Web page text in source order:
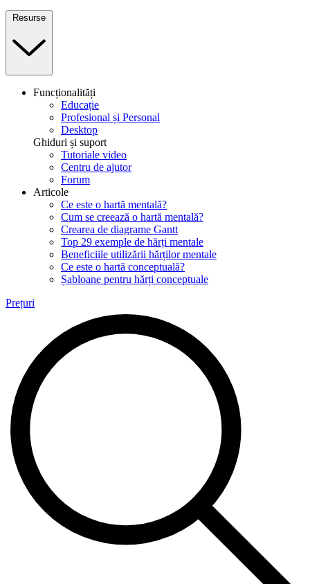
Resurse
Funcționalități
Educație
Profesional și Personal
Desktop
Ghiduri și suport
Tutoriale video
Centru de ajutor
Forum
Articole
Ce este o hartă mentală?
Cum se creează o hartă mentală?
Crearea de diagrame Gantt
Top 29 exemple de hărți mentale
Beneficiile utilizării hărților mentale
Ce este o hartă conceptuală?
Șabloane pentru hărți conceptuale
Prețuri